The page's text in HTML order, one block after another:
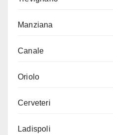
Manziana
Canale
Oriolo
Cerveteri
Ladispoli